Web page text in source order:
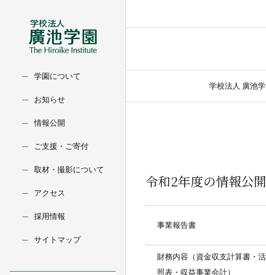
学園について
お知らせ
情報公開
ご支援・ご寄付
取材・撮影について
アクセス
採用情報
サイトマップ
学校法人 廣池
令和2年度の情報公
事業報告書
財務内容（資金収支計算書・
照表・収益事業会計）